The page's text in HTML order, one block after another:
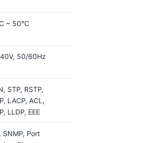
~ 50°C
50/60Hz
STP, RSTP,
LACP, ACL,
LLDP, EEE
SNMP, Port